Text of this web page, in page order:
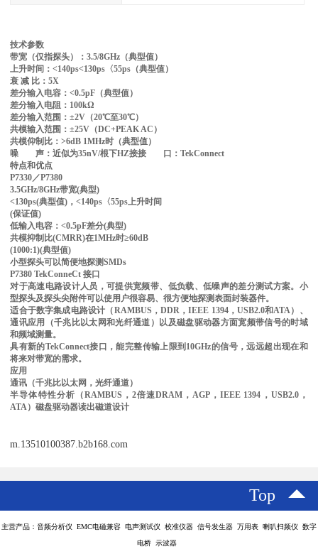
技术参数
带宽（仅指探头）：3.5/8GHz（典型值）
上升时间：<140ps<130ps〈55ps（典型值）
衰 减 比：5X
差分输入电容：<0.5pF（典型值）
差分输入电阻：100kΩ
差分输入范围：±2V（20℃至30℃）
共模输入范围：±25V（DC+PEAK AC）
共模仰制比：>6dB 1MHz时（典型值）
噪 声：近似为35nV/根下HZ接接 口：TekConnect
特点和优点
P7330／P7380
3.5GHz/8GHz带宽(典型)
<130ps(典型值)，<140ps〈55ps上升时间
(保证值)
低输入电容：<0.5pF差分(典型)
共模抑制比(CMRR)在1MHz时≥60dB
(1000:1)(典型值)
小型探头可以简便地探测SMDs
P7380 TekConneCt 接口
对于高速电路设计人员，可提供宽频带、低负载、低噪声的差分测试方案。小
型探头及探头尖附件可以使用户很容易、很方便地探测表面封装器件。
适合于数字集成电路设计（RAMBUS，DDR，IEEE 1394，USB2.0和ATA）、
通讯应用（千兆比以太网和光纤通道）以及磁盘驱动器方面宽频带信号的时域
和频域测量。
具有新的TekConnect接口，能完整传输上限到10GHz的信号，远远超出现在和
将来对带宽的需求。
应用
通讯（千兆比以太网，光纤通道）
半导体特性分析（RAMBUS，2倍速DRAM，AGP，IEEE 1394，USB2.0，
ATA）磁盘驱动器读出磁道设计
m.13510100387.b2b168.com
Top
主营产品：音频分析仪 EMC电磁兼容 电声测试仪 校准仪器 信号发生器 万用表 喇叭扫频仪 数字
电桥 示波器